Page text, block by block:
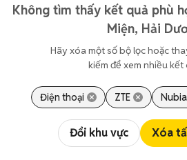
Không tìm thấy kết quả phù
Miện, Hải
Hãy xóa một số bộ lọc hoặc
kiếm để xem nhiều kết
Điện thoại ZTE
Đổi khu vực Xóa